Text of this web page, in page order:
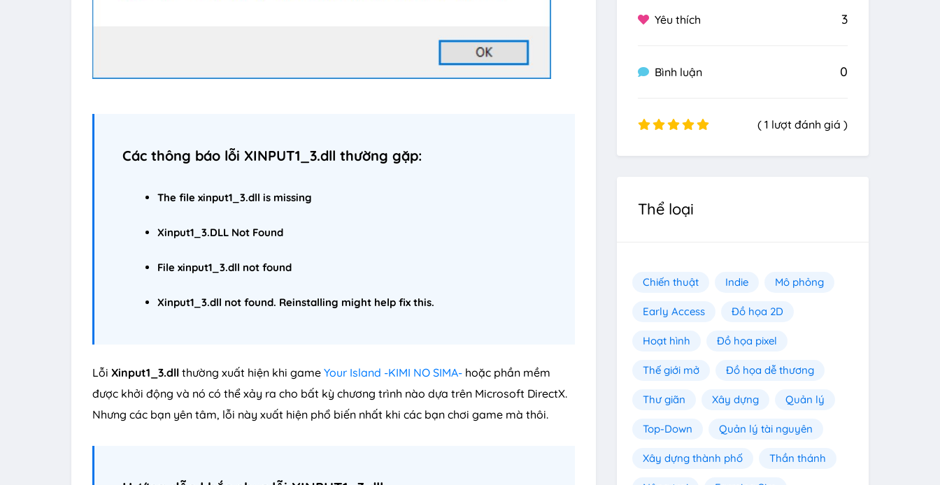
Các thông báo lỗi XINPUT1_3.dll thường gặp:
The file xinput1_3.dll is missing
Xinput1_3.DLL Not Found
File xinput1_3.dll not found
Xinput1_3.dll not found. Reinstalling might help fix this.
Lỗi Xinput1_3.dll thường xuất hiện khi game Your Island -KIMI NO SIMA- hoặc phần mềm
được khởi động và nó có thể xảy ra cho bất kỳ chương trình nào dựa trên Microsoft DirectX.
Nhưng các bạn yên tâm, lỗi này xuất hiện phổ biến nhất khi các bạn chơi game mà thôi.
Yêu thích 3
Bình luận 0
( 1 lượt đánh giá )
Thể loại
Chiến thuật Indie Mô phỏng
Early Access Đồ họa 2D
Hoạt hình Đồ họa pixel
Thế giới mở Đồ họa dễ thương
Thư giãn Xây dựng Quản lý
Top-Down Quản lý tài nguyên
Xây dựng thành phố Thần thánh